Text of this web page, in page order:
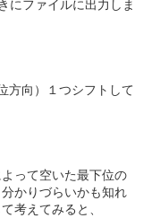
にファイルに出力しま
方向）１つシフトして
って空いた最下位の
かりづらいかも知れ
考えてみると、